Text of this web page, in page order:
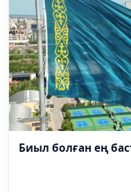
Биыл болған ең